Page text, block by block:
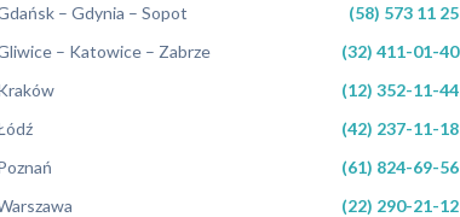
– Gdynia – Sopot
(58) 573 11 25
– Katowice – Zabrze
(32) 411-01-40
(12) 352-11-44
(42) 237-11-18
(61) 824-69-56
(22) 290-21-12